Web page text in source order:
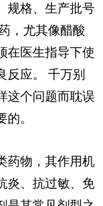
规格、生产批号
，尤其像醋酸
在医生指导下使
反应。 千万别
这个问题而耽误
。
药物，其作用机
炎、抗过敏、免